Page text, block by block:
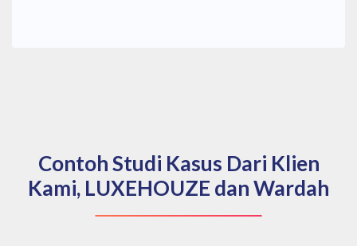
Contoh Studi Kasus Dari Klien
Kami, LUXEHOUZE dan Wardah